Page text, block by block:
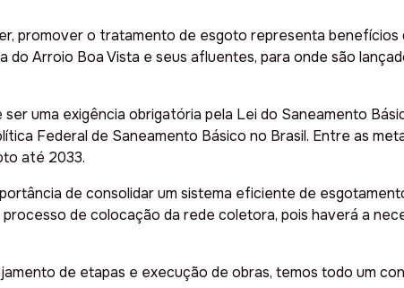
promover o tratamento de esgoto representa benefícios
do Arroio Boa Vista e seus afluentes, para onde são
uma exigência obrigatória pela Lei do Saneamento
Federal de Saneamento Básico no Brasil. Entre as
até 2033.
de consolidar um sistema eficiente de
de colocação da rede coletora, pois haverá a
de etapas e execução de obras, temos todo um